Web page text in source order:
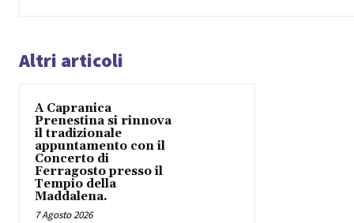
Altri articoli
A Capranica
Prenestina si rinnova
il tradizionale
appuntamento con il
Concerto di
Ferragosto presso il
Tempio della
Maddalena.
7 Agosto 2026